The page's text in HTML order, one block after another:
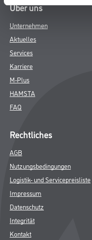
Über uns
Unternehmen
Aktuelles
Services
Karriere
M-Plus
HAMSTA
FAQ
Rechtliches
AGB
Nutzungsbedingungen
Logistik- und Servicepreisliste
Impressum
Datenschutz
Integrität
Kontakt